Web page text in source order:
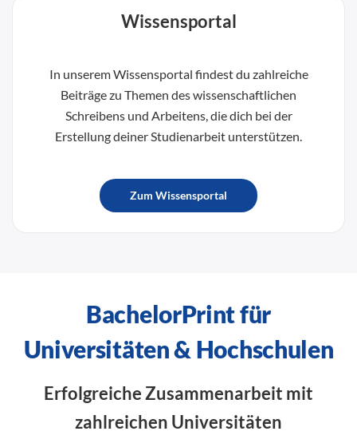
Wissensportal
In unserem Wissensportal findest du zahlreiche
Beiträge zu Themen des wissenschaftlichen
Schreibens und Arbeitens, die dich bei der
Erstellung deiner Studienarbeit unterstützen.
Zum Wissensportal
BachelorPrint für
Universitäten & Hochschulen
Erfolgreiche Zusammenarbeit mit
zahlreichen Universitäten